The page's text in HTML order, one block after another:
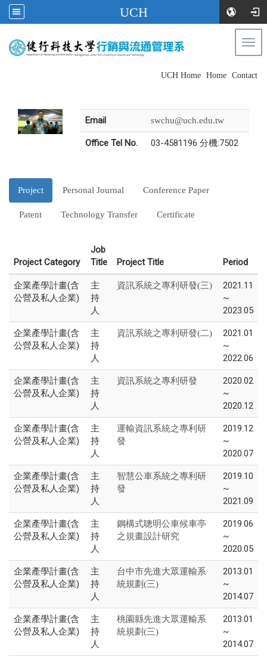
UCH
UCH Home Home Contact
Email swchu@uch.edu.tw
Office Tel No. 03-4581196 分機:7502
Project Personal Journal Conference Paper
Patent Technology Transfer Certificate
Project Category
Job
Title
Project Title Period
企業產學計畫(含
公營及私人企業)
主
持
人
資訊系統之專利研發(三)
2021.11
~
2023.05
企業產學計畫(含
公營及私人企業)
主
持
人
資訊系統之專利研發(二)
2021.01
~
2022.06
企業產學計畫(含
公營及私人企業)
主
持
人
資訊系統之專利研發
2020.02
~
2020.12
企業產學計畫(含
公營及私人企業)
主
持
人
運輸資訊系統之專利研
發
2019.12
~
2020.07
企業產學計畫(含
公營及私人企業)
主
持
人
智慧公車系統之專利研
發
2019.10
~
2021.09
企業產學計畫(含
公營及私人企業)
主
持
人
鋼構式聰明公車候車亭
之規畫設計研究
2019.06
~
2020.05
企業產學計畫(含
公營及私人企業)
主
持
人
台中市先進大眾運輸系
統規劃(三)
2013.01
~
2014.07
企業產學計畫(含
公營及私人企業)
主
持
人
桃園縣先進大眾運輸系
統規劃(三)
2013.01
~
2014.07